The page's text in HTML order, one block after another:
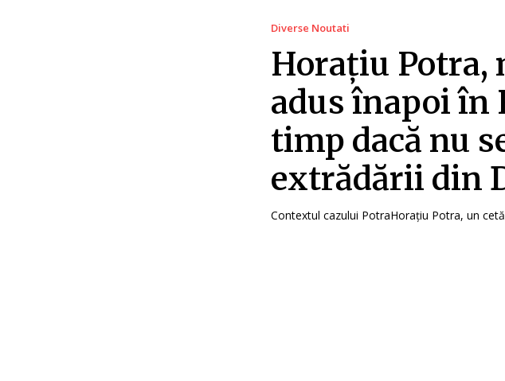
Diverse Noutati
Horațiu Potra,
adus înapoi în
timp dacă nu
extrădării din
Contextul cazului PotraHorațiu Potra, un